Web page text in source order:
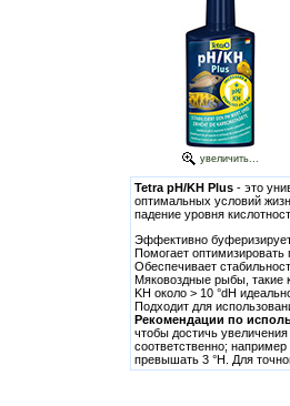
увеличить...
Tetra pH/KH Plus - это
оптимальных условий
падение уровня
Эффективно
Помогает оптимизировать
Обеспечивает
Мяковоздные рыбы, такие
KH около > 10 °dH
Подходит для
Рекомендации по
чтобы достичь
соответственно;
превышать 3 °H. Для